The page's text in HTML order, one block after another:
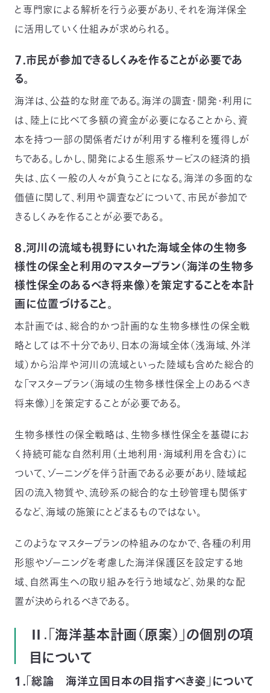
と専門家による解析を行う必要があり、それを海洋保全
に活用していく仕組みが求められる。
７．市民が参加できるしくみを作ることが必要であ
る。
海洋は、公益的な財産である。海洋の調査・開発・利用に
は、陸上に比べて多額の資金が必要になることから、資
本を持つ一部の関係者だけが利用する権利を獲得しが
ちである。しかし、開発による生態系サービスの経済的損
失は、広く一般の人々が負うことになる。海洋の多面的な
価値に関して、利用や調査などについて、市民が参加で
きるしくみを作ることが必要である。
８．河川の流域も視野にいれた海域全体の生物多
様性の保全と利用のマスタープラン（海洋の生物多
様性保全のあるべき将来像）を策定することを本計
画に位置づけること。
本計画では、総合的かつ計画的な生物多様性の保全戦
略としては不十分であり、日本の海域全体（浅海域、外洋
域）から沿岸や河川の流域といった陸域も含めた総合的
な「マスタープラン（海域の生物多様性保全上のあるべき
将来像）」を策定することが必要である。
生物多様性の保全戦略は、生物多様性保全を基礎にお
く持続可能な自然利用（土地利用・海域利用を含む）に
ついて、ゾーニングを伴う計画である必要があり、陸域起
因の流入物質や、流砂系の総合的な土砂管理も関係す
るなど、海域の施策にとどまるものではない。
このようなマスタープランの枠組みのなかで、各種の利用
形態やゾーニングを考慮した海洋保護区を設定する地
域、自然再生への取り組みを行う地域など、効果的な配
置が決められるべきである。
Ⅱ.「海洋基本計画（原案）」の個別の項
目について
１．「総論 海洋立国日本の目指すべき姿」について